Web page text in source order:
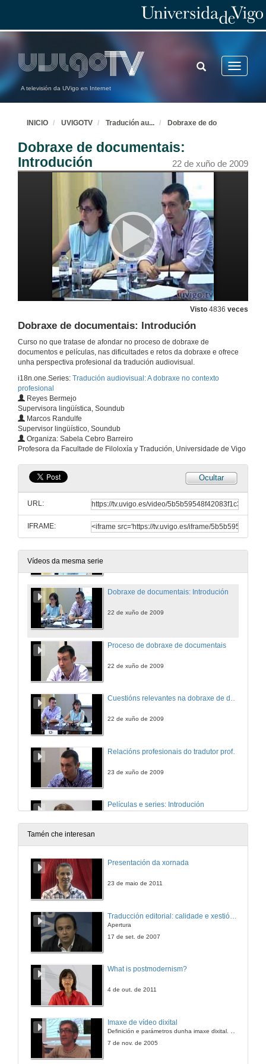
A televisión da UVigo en Internet
Toggle
TOGGLE
SEARCH
INICIO UVIGOTV Tradución au... Dobraxe de do
Dobraxe de documentais:
Introdución
22 de xuño de 2009
Visto 4836 veces
Dobraxe de documentais: Introdución
Curso no que tratase de afondar no proceso de dobraxe de
documentos e películas, nas dificultades e retos da dobraxe e ofrece
unha perspectiva profesional da tradución audiovisual.
i18n.one.Series: Tradución audiovisual: A dobraxe no contexto
profesional
Reyes Bermejo
Supervisora lingüística, Soundub
Marcos Randulfe
Supervisor lingüístico, Soundub
Organiza: Sabela Cebro Barreiro
Profesora da Facultade de Filoloxía y Tradución, Universidade de Vigo
Ocultar
URL:
IFRAME:
Vídeos da mesma serie
22 de xuño de 2009
Bloque común: Documentais, películas e series.
Dobraxe de documentais: Introdución
22 de xuño de 2009
Proceso de dobraxe de documentais
22 de xuño de 2009
Cuestións relevantes na dobraxe de documentais
22 de xuño de 2009
Relacións profesionais do tradutor profesional
23 de xuño de 2009
Películas e series: Introdución
24 de xuño de 2009
Proceso de dobraxe de películas
Tamén che interesan
Presentación da xornada
23 de maio de 2011
Apertura
17 de set. de 2007
What is postmodernism?
4 de out. de 2011
Imaxe de vídeo dixital
Definición e parámetros dunha imaxe dixital. Resolución e Aspecto. Profundidade da cor. Compresión. Frame por segundo. Entrelazado. Campos, cadros
7 de nov. de 2005